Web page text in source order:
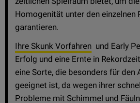
Homogenität unter den einzelnen
garantieren.
Ihre Skunk Vorfahren und Early
Erfolg und eine Ernte in
eine Sorte, die besonders für den
geeignet ist, da wegen ihrer
Probleme mit Schimmel und